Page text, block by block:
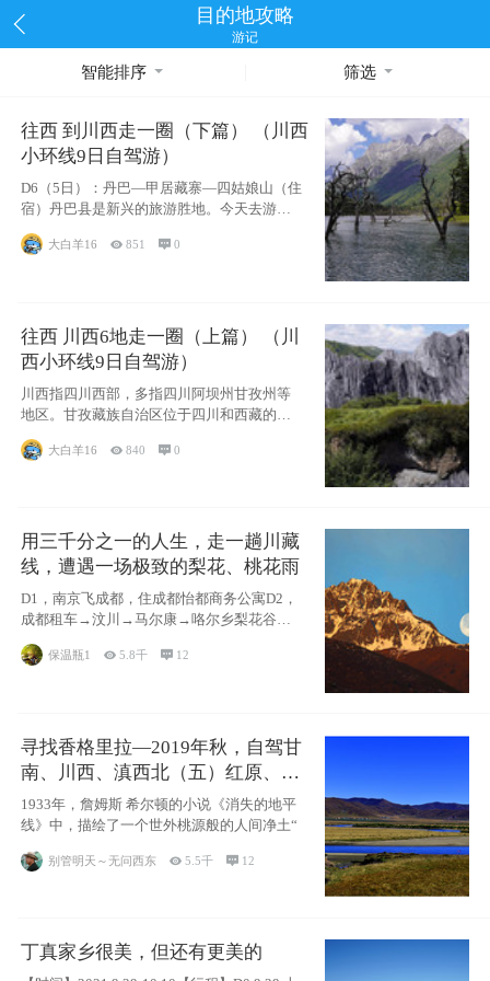
目的地攻略
游记
智能排序 筛选
往西 到川西走一圈（下篇） （川西
小环线9日自驾游）
D6（5日）：丹巴—甲居藏寨—四姑娘山（住
宿）丹巴县是新兴的旅游胜地。今天去游览
甲居
大白羊16 851 0
往西 川西6地走一圈（上篇） （川
西小环线9日自驾游）
川西指四川西部，多指四川阿坝州甘孜州等
地区。甘孜藏族自治区位于四川和西藏的交
大白羊16 840 0
用三千分之一的人生，走一趟川藏
线，遭遇一场极致的梨花、桃花雨
D1，南京飞成都，住成都怡都商务公寓D2，
成都租车→汶川→马尔康→咯尔乡梨花谷
（金江
保温瓶1 5.8千  12
寻找香格里拉—2019年秋，自驾甘
南、川西、滇西北（五）红原、马
尔康、甲居藏寨。
1933年，詹姆斯 希尔顿的小说《消失的地平
线》中，描绘了一个世外桃源般的人间净土“
别管明天～无问西东  5.5千  12
丁真家乡很美，但还有更美的